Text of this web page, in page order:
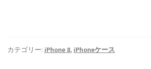
カテゴリー: iPhone 8, iPhoneケース